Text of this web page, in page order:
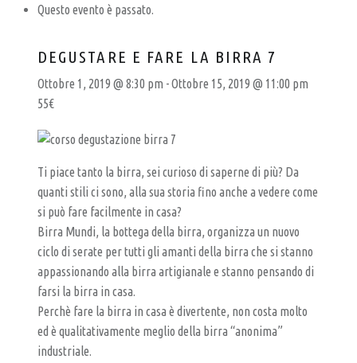
O
A
L
U
B
–
B
Questo evento è passato.
DEGUSTARE E FARE LA BIRRA 7
Ottobre 1, 2019 @ 8:30 pm -Ottobre 15, 2019 @ 11:00 pm
55€
Ti piace tanto la birra, sei curioso di saperne di più? Da
quanti stili ci sono, alla sua storia fino anche a vedere come
si può fare facilmente in casa?
Birra Mundi, la bottega della birra, organizza un nuovo
ciclo di serate per tutti gli amanti della birra che si stanno
appassionando alla birra artigianale e stanno pensando di
farsi la birra in casa.
Perchè fare la birra in casa è divertente, non costa molto
ed è qualitativamente meglio della birra “anonima”
industriale.